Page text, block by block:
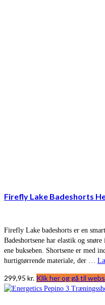
Firefly Lake Badeshorts
Firefly Lake badeshorts er en
Badeshortsene har elastik og
ene bukseben. Shortsene er med
hurtigtørrende materiale, der …
299,95 kr. Klik her og gå til